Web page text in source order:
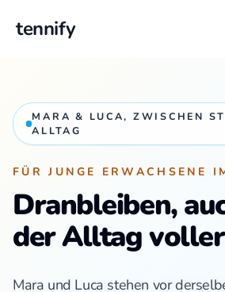
tennify
MARA & LUCA, ZWISCHEN
ALLTAG
FÜR JUNGE ERWACHSENE
Dranbleiben,
der Alltag
Mara und Luca stehen vor